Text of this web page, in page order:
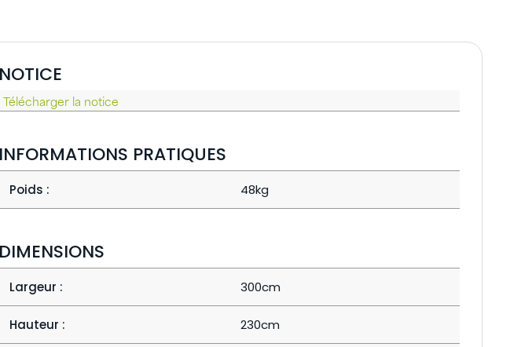
NOTICE
Télécharger la notice
INFORMATIONS PRATIQUES
Poids : 48kg
DIMENSIONS
Largeur : 300cm
Hauteur : 230cm